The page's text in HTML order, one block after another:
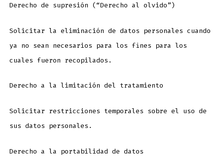
Derecho de supresión (“Derecho al olvido”)
Solicitar la eliminación de datos personales cuando
ya no sean necesarios para los fines para los
cuales fueron recopilados.
Derecho a la limitación del tratamiento
Solicitar restricciones temporales sobre el uso de
sus datos personales.
Derecho a la portabilidad de datos